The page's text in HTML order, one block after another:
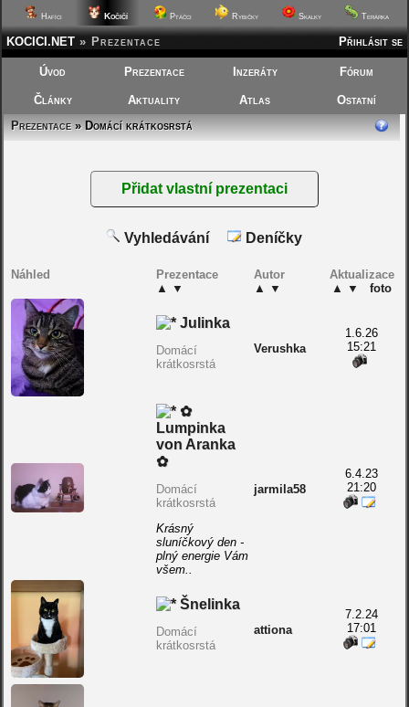
Hafíci Kočičí Ptáčci Rybičky Skalky Terárka
Přihlásit se
KOCICI.NET » Prezentace
Úvod Prezentace Inzeráty Fórum
Články Aktuality Atlas
Ostatní
Prezentace» Domácí krátkosrstá
Vyhledávání Deníčky
Náhled
Prezentace
▲ ▼
Autor
▲ ▼
Aktualizace
▲ ▼ foto
Julinka
Domácí
krátkosrstá
Verushka
1.6.26
15:21
✿
Lumpinka
von Aranka
✿
Domácí
krátkosrstá
Krásný
sluníčkový den -
plný energie Vám
všem..
jarmila58
6.4.23
21:20
Šnelinka
Domácí
krátkosrstá
attiona
7.2.24
17:01